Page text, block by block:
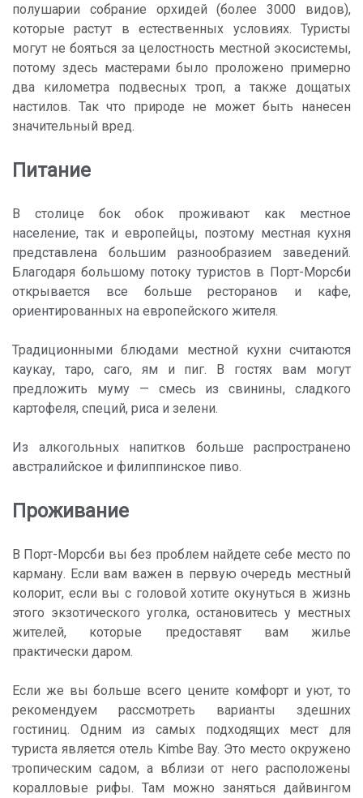
полушарии собрание орхидей (более 3000 видов),
которые растут в естественных условиях. Туристы
могут не бояться за целостность местной экосистемы,
потому здесь мастерами было проложено примерно
два километра подвесных троп, а также дощатых
настилов. Так что природе не может быть нанесен
значительный вред.
Питание
В столице бок обок проживают как местное
население, так и европейцы, поэтому местная кухня
представлена большим разнообразием заведений.
Благодаря большому потоку туристов в Порт-Морсби
открывается все больше ресторанов и кафе,
ориентированных на европейского жителя.
Традиционными блюдами местной кухни считаются
каукау, таро, саго, ям и пиг. В гостях вам могут
предложить муму — смесь из свинины, сладкого
картофеля, специй, риса и зелени.
Из алкогольных напитков больше распространено
австралийское и филиппинское пиво.
Проживание
В Порт-Морсби вы без проблем найдете себе место по
карману. Если вам важен в первую очередь местный
колорит, если вы с головой хотите окунуться в жизнь
этого экзотического уголка, остановитесь у местных
жителей, которые предоставят вам жилье
практически даром.
Если же вы больше всего цените комфорт и уют, то
рекомендуем рассмотреть варианты здешних
гостиниц. Одним из самых подходящих мест для
туриста является отель Kimbe Bay. Это место окружено
тропическим садом, а вблизи от него расположены
коралловые рифы. Там можно заняться дайвингом